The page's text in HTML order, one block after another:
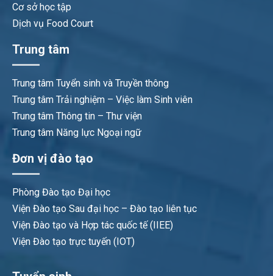
Cơ sở học tập
Dịch vụ Food Court
Trung tâm
Trung tâm Tuyển sinh và Truyền thông
Trung tâm Trải nghiệm – Việc làm Sinh viên
Trung tâm Thông tin – Thư viện
Trung tâm Năng lực Ngoại ngữ
Đơn vị đào tạo
Phòng Đào tạo Đại học
Viện Đào tạo Sau đại học – Đào tạo liên tục
Viện Đào tạo và Hợp tác quốc tế (IIEE)
Viện Đào tạo trực tuyến (IOT)